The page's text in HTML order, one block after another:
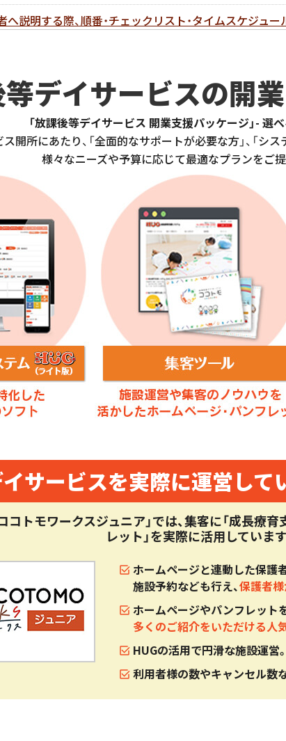
へ説明する際、順番・チェックリスト・タイムスケジュ
係機関への挨拶の仕方について
実務経験証明書取得の際の注意点
員とケアマネジャーとの1番の違いとは？
を伸ばすために知っておきたい放課後等デイサービスの５
発達支援管理責任者の応募がくる放デイとこない放デイ
版】Googleビジネスプロフィールを使ってアピールして
後等デイサービスの施設内で講演会の開催を勧める理由
ービス提供時間の違いは何か
業活動で確実に効果を出すことができるツールとは？
サービスと児童発達支援の指導訓練室に関する違いとは？
課後等デイサービスの開業資金の貯め方・準備期間は？
サービスをスムーズに開設するための手順
サービス事業者が開業後、利用者を増やすために行うこ
サービスの開設を決意したら、絶対に一番初めにおこな
デイサービスの開
「放課後等デイサービス 開業支援パッケージ」- 選
開所にあたり、「全面的なサポートが必要な方」、「シ
様々なニーズや予算に応じて最適なプランをご提
サービスを実際に運営して
トモワークスジュニア」では、集客に「成長療育
レット」を実際に活用しています
ホームページと連動した保護
施設予約なども行え、保護者
ホームページやパンフレット
多くのご紹介をいただける人
HUGの活用で円滑な施設運営
利用者様の数やキャンセル数